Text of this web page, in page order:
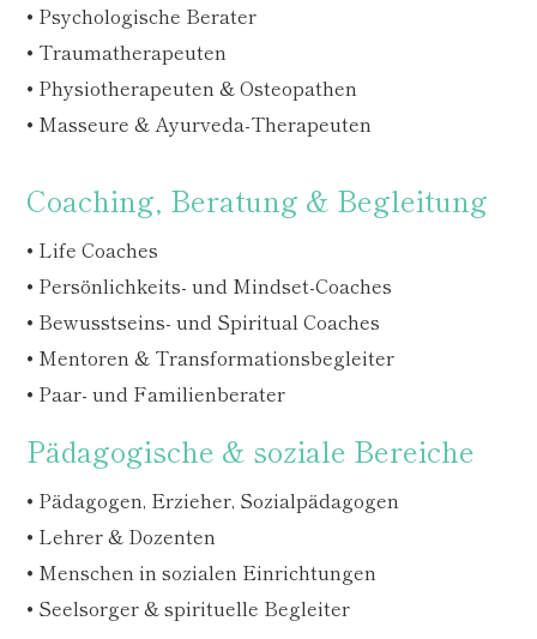
• Psychologische Berater
• Traumatherapeuten
• Physiotherapeuten & Osteopathen
• Masseure & Ayurveda-Therapeuten
Coaching, Beratung & Begleitung
• Life Coaches
• Persönlichkeits- und Mindset-Coaches
• Bewusstseins- und Spiritual Coaches
• Mentoren & Transformationsbegleiter
• Paar- und Familienberater
Pädagogische & soziale Bereiche
• Pädagogen, Erzieher, Sozialpädagogen
• Lehrer & Dozenten
• Menschen in sozialen Einrichtungen
• Seelsorger & spirituelle Begleiter